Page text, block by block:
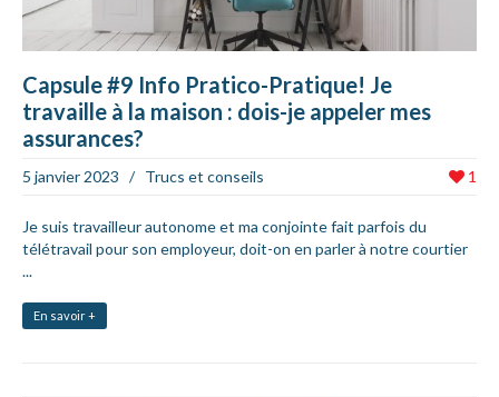
Capsule #9 Info Pratico-Pratique! Je
travaille à la maison : dois-je appeler mes
assurances?
1
5 janvier 2023 / Trucs et conseils
Je suis travailleur autonome et ma conjointe fait parfois du
télétravail pour son employeur, doit-on en parler à notre courtier
...
En savoir +